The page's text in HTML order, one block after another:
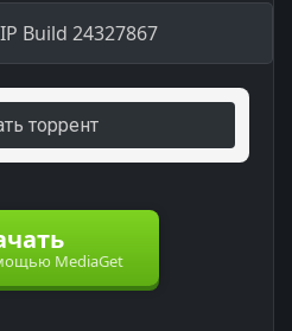
Build 24327867
торрент
MediaGet